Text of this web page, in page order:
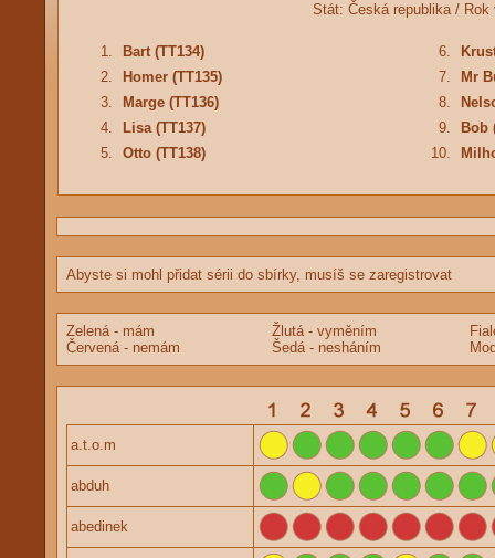
Stát: Česká republika /
1. Bart (TT134) 6.
2.
Homer (TT135) 7.
Mr
3.
Marge (TT136) 8.
4.
Lisa (TT137) 9.
Bob
5.
Otto (TT138) 10.
Abyste si mohl přidat sérii do sbírky, musíš se zaregistrovat
Zelená - mám
Červená - nemám
Žlutá - vyměním
Šedá - nesháním
a.t.o.m
abduh
abedinek